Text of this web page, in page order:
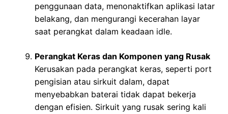
penggunaan data, menonaktifkan aplikasi latar
belakang, dan mengurangi kecerahan layar
saat perangkat dalam keadaan idle.
Perangkat Keras dan Komponen yang Rusak
Kerusakan pada perangkat keras, seperti port
pengisian atau sirkuit dalam, dapat
menyebabkan baterai tidak dapat bekerja
dengan efisien. Sirkuit yang rusak sering kali